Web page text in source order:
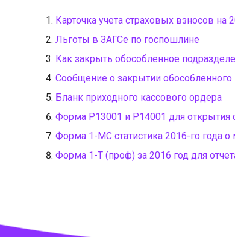
Карточка учета страховых взносов на
Льготы в ЗАГСе по госпошлине
Как закрыть обособленное
Cообщение о закрытии
Бланк приходного кассового ордера
Форма Р13001 и Р14001 для открытия
Форма 1-МС статистика 2016-го года
Форма 1-Т (проф) за 2016 год для